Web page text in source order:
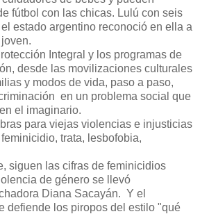
fútbol con las chicas. Lulú con seis
estado argentino reconoció en ella a
Integral y los programas de
desde las movilizaciones culturales
y modos de vida, paso a paso,
en un problema social que
el imaginario.
para viejas violencias e injusticias
trata, lesbofobia,
siguen las cifras de feminicidios
de género se llevó
Diana Sacayán. Y el
defiende los piropos del estilo "qué